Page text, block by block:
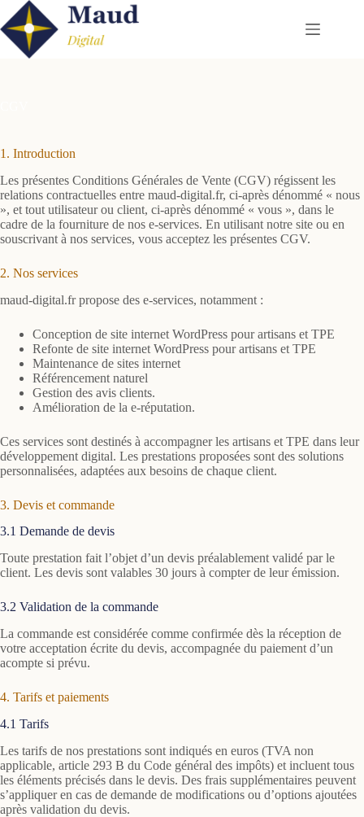
Passer
au
contenu
1. Introduction
Les présentes Conditions Générales de Vente (CGV) régissent les
relations contractuelles entre maud-digital.fr, ci-après dénommé « nous
», et tout utilisateur ou client, ci-après dénommé « vous », dans le
cadre de la fourniture de nos e-services. En utilisant notre site ou en
souscrivant à nos services, vous acceptez les présentes CGV.
2. Nos services
maud-digital.fr propose des e-services, notamment :
Conception de site internet WordPress pour artisans et TPE
Refonte de site internet WordPress pour artisans et TPE
Maintenance de sites internet
Référencement naturel
Gestion des avis clients.
Amélioration de la e-réputation.
Ces services sont destinés à accompagner les artisans et TPE dans leur
développement digital. Les prestations proposées sont des solutions
personnalisées, adaptées aux besoins de chaque client.
3. Devis et commande
3.1 Demande de devis
Toute prestation fait l’objet d’un devis préalablement validé par le
client. Les devis sont valables 30 jours à compter de leur émission.
3.2 Validation de la commande
La commande est considérée comme confirmée dès la réception de
votre acceptation écrite du devis, accompagnée du paiement d’un
acompte si prévu.
4. Tarifs et paiements
4.1 Tarifs
Les tarifs de nos prestations sont indiqués en euros (TVA non
applicable, article 293 B du Code général des impôts) et incluent tous
les éléments précisés dans le devis. Des frais supplémentaires peuvent
s’appliquer en cas de demande de modifications ou d’options ajoutées
après validation du devis.